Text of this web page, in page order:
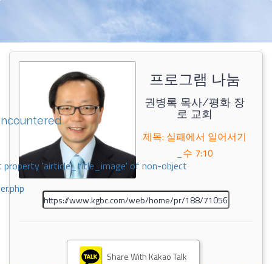
property 'airticle_title_image' of non-object
프로그램 나눔
권병록 목사/평화 장
로 교회
제목: 실패에서 일어서기
_수 7:10
Share With Kakao Talk